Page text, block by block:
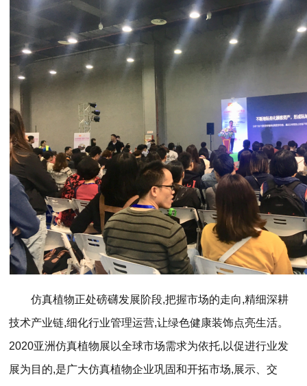
仿真植物正处磅礴发展阶段,把握市场的走向,精细深耕
技术产业链,细化行业管理运营,让绿色健康装饰点亮生活。
2020亚洲仿真植物展以全球市场需求为依托,以促进行业发
展为目的,是广大仿真植物企业巩固和开拓市场,展示、交